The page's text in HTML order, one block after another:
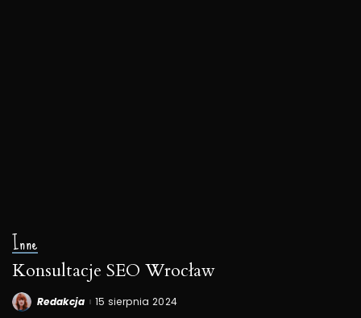
Inne
Konsultacje SEO Wrocław
Posted
Redakcja 15 sierpnia 2024